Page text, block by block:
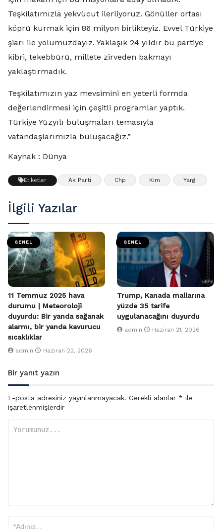
Teşkilatımızla yekvücut ilerliyoruz. Gönüller ortası
köprü kurmak için 86 milyon birlikteyiz. Evvel Türkiye
şiarı ile yolumuzdayız. Yaklaşık 24 yıldır bu partiye
kibri, tekebbürü, millete zirveden bakmayı
yaklaştırmadık.
Teşkilatımızın yaz mevsimini en yeterli formda
değerlendirmesi için çeşitli programlar yaptık.
Türkiye Yüzyılı buluşmaları temasıyla
vatandaşlarımızla buluşacağız.”
Kaynak : Dünya
Etiketler Ak Parti Chp Kim Yargı
İlgili Yazılar
GENEL
11 Temmuz 2025 hava
durumu | Meteoroloji
duyurdu: Bir yanda sağanak
alarmı, bir yanda kavurucu
sıcaklıklar
admin Haziran 22, 2026
GENEL
Trump, Kanada mallarına
yüzde 35 tarife
uygulanacağını duyurdu
admin Haziran 21, 2026
Bir yanıt yazın
E-posta adresiniz yayınlanmayacak. Gerekli alanlar * ile
işaretlenmişlerdir